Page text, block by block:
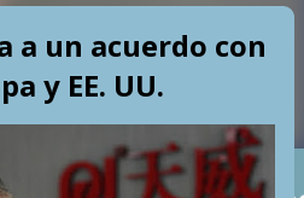
a un acuerdo con
y EE. UU.